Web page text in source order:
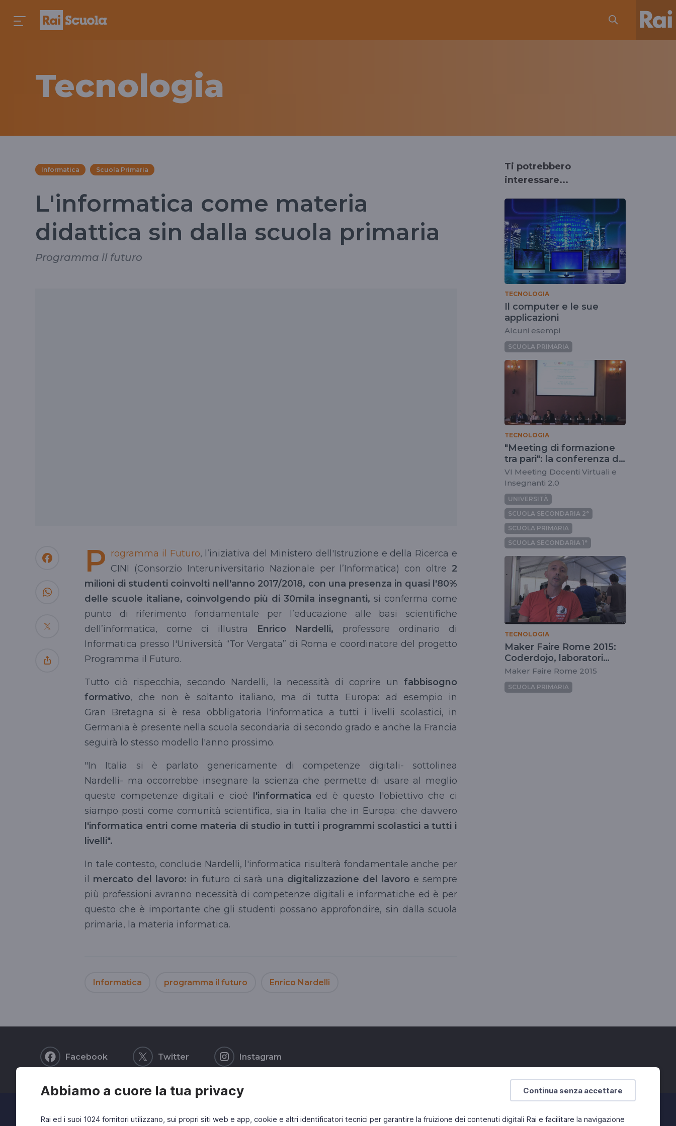
Continua senza accettare
Abbiamo a cuore la tua privacy
Rai ed i suoi 1024 fornitori utilizzano, sui propri siti web e app, cookie e altri identificatori tecnici per garantire la fruizione dei contenuti digitali Rai e facilitare la navigazione
Tecnologia
Informatica Scuola Primaria
L'informatica come materia
didattica sin dalla scuola primaria
Programma il futuro
P rogramma il Futuro, l’iniziativa del Ministero dell'Istruzione e della Ricerca e
CINI (Consorzio Interuniversitario Nazionale per l’Informatica) con oltre 2
milioni di studenti coinvolti nell'anno 2017/2018, con una presenza in quasi l'80%
delle scuole italiane, coinvolgendo più di 30mila insegnanti, si conferma come
punto di riferimento fondamentale per l’educazione alle basi scientifiche
dell’informatica, come ci illustra
Enrico Nardelli, professore ordinario di
Informatica presso l'Università “Tor Vergata” di Roma e coordinatore del progetto
Programma il Futuro.
Tutto ciò rispecchia, secondo Nardelli, la necessità di coprire un fabbisogno
formativo, che non è soltanto italiano, ma di tutta Europa: ad esempio in
Gran Bretagna si è resa obbligatoria l'informatica a tutti i livelli scolastici, in
Germania è presente nella scuola secondaria di secondo grado e anche la Francia
seguirà lo stesso modello l'anno prossimo.
"In Italia si è parlato genericamente di competenze digitali- sottolinea
Nardelli- ma occorrebbe insegnare la scienza che permette di usare al meglio
queste competenze digitali e cioé
l'informatica ed è questo l'obiettivo che ci
siampo posti come comunità scientifica, sia in Italia che in Europa: che davvero
l'informatica entri come materia di studio in tutti i programmi scolastici a tutti i
livelli".
In tale contesto, conclude Nardelli, l'informatica risulterà fondamentale anche per
il mercato del lavoro: in futuro ci sarà una digitalizzazione del lavoro e sempre
più professioni avranno necessità di competenze digitali e informatiche ed è per
questo che è importante che gli studenti possano approfondire, sin dalla scuola
primaria, la materia informatica.
Informatica programma il futuro Enrico Nardelli
Ti potrebbero
interessare...
TECNOLOGIA
Il computer e le sue
applicazioni
Alcuni esempi
SCUOLA PRIMARIA
TECNOLOGIA
"Meeting di formazione
tra pari": la conferenza di
apertura
VI Meeting Docenti Virtuali e
Insegnanti 2.0
UNIVERSITÀ
SCUOLA SECONDARIA 2°
SCUOLA PRIMARIA
SCUOLA SECONDARIA 1°
TECNOLOGIA
Maker Faire Rome 2015:
Coderdojo, laboratori
multimediali per bambini
Maker Faire Rome 2015
SCUOLA PRIMARIA
Facebook Twitter Instagram